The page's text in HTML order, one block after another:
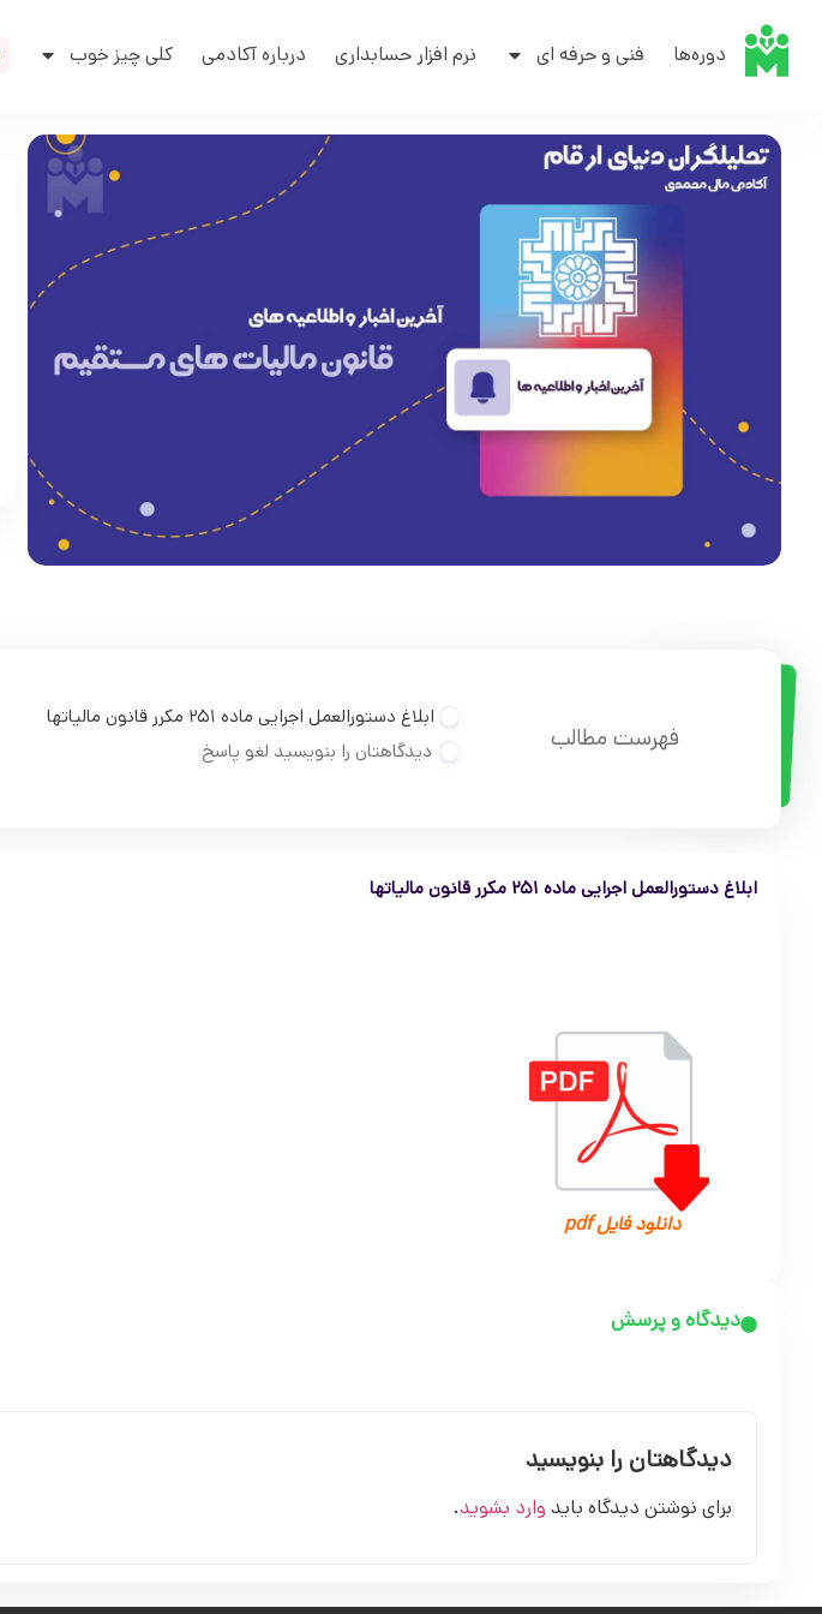
دوره‌ها فنی و حرفه ای نرم افزار حسابداری درباره آکادمی کلی چیز خوب
فهرست مطالب
ابلاغ دستورالعمل اجرایی ماده ۲۵۱ مکرر قانون مالیاتها
دیدگاهتان را بنویسید لغو پاسخ
ابلاغ دستورالعمل اجرایی ماده ۲۵۱ مکرر قانون مالیاتها
دانلود فایل pdf
دیدگاه و پرسش
دیدگاهتان را بنویسید
برای نوشتن دیدگاه باید وارد بشوید.